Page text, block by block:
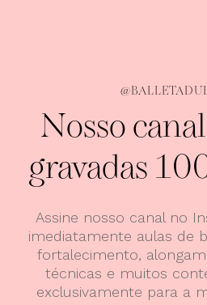
Nosso
gravadas
Assine nosso canal no
imediatamente aulas de
fortalecimento,
técnicas e muitos
exclusivamente para a